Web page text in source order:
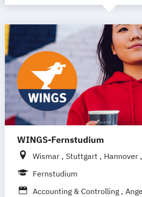
WINGS-Fernstudium
Wismar Stuttgart Hannover
Frankfurt am Main
Fernstudium
Accounting & Controlling